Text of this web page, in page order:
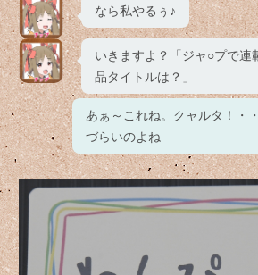
なら私やるぅ♪
いきますよ？「ジャ○プで連
品タイトルは？」
あぁ～これね。クャルタ！・
づらいのよね